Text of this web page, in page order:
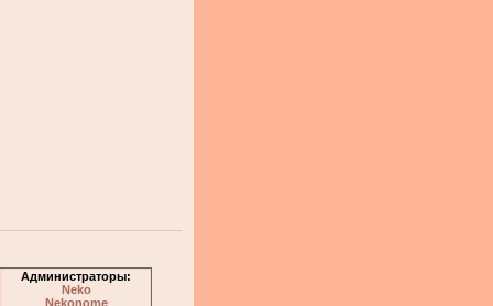
Администраторы:
Neko
Nekonome